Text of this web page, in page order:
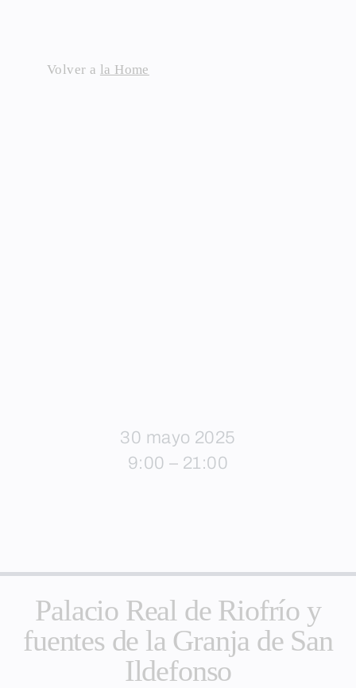
contentVolver a la Home
30 mayo 2025
9:00 – 21:00
Palacio Real de Riofrío y
fuentes de la Granja de San
Ildefonso